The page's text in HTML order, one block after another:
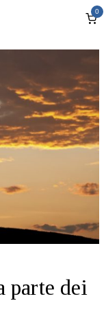
0
parte dei